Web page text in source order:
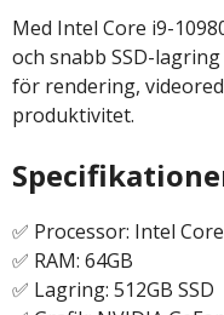
Med Intel Core i9-
och snabb SSD-
för rendering,
produktivitet.
✅ Processor: Intel
✅ RAM: 64GB
✅ Lagring: 512GB SSD